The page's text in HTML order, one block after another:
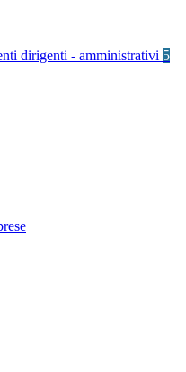
dirigenti - amministrativi 5